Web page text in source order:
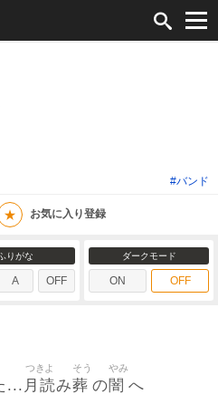
#バンド
★ お気に入り登録
ふりがな
A OFF
ダークモード
ON OFF
... 月読
つきよ
み葬
そう
の闇
やみ
へ